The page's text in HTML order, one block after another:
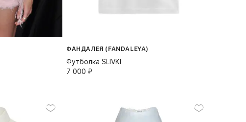
ФАНДАЛЕЯ (FANDALEYA)
Футболка SLIVKI
7 000⁠ ⁠₽